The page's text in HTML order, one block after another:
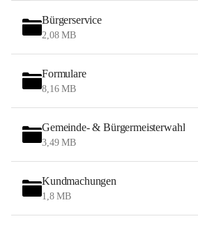
Bürgerservice
2,08 MB
Formulare
8,16 MB
Gemeinde- & Bürgermeisterwahl
3,49 MB
Kundmachungen
1,8 MB